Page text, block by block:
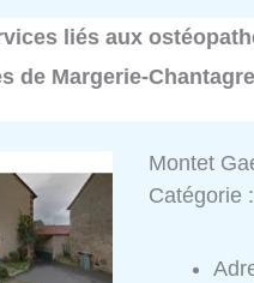
liés aux
de Margerie-
Montet
Catégorie